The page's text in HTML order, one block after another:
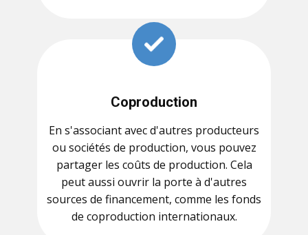
Coproduction
En s'associant avec d'autres producteurs
ou sociétés de production, vous pouvez
partager les coûts de production. Cela
peut aussi ouvrir la porte à d'autres
sources de financement, comme les fonds
de coproduction internationaux.